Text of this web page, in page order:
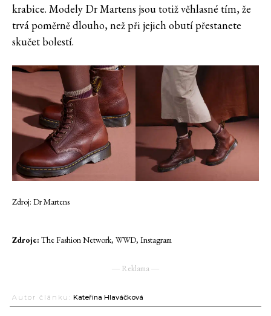
krabice. Modely Dr Martens jsou totiž věhlasné tím, že
trvá poměrně dlouho, než při jejich obutí přestanete
skučet bolestí.
Zdroj: Dr Martens
Zdroje: The Fashion Network, WWD, Instagram
― Reklama ―
Autor článku: Kateřina Hlaváčková